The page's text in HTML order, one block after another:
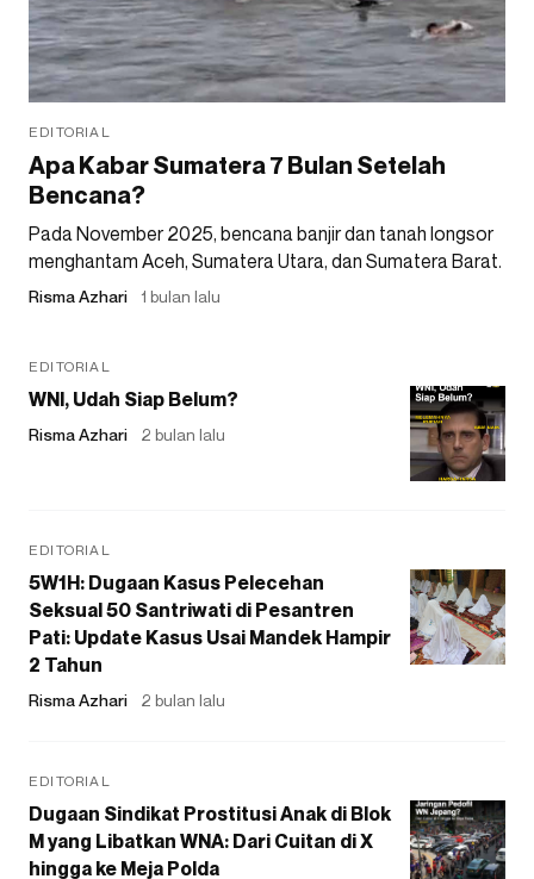
EDITORIAL
Apa Kabar Sumatera 7 Bulan Setelah
Bencana?
Pada November 2025, bencana banjir dan tanah longsor
menghantam Aceh, Sumatera Utara, dan Sumatera Barat.
Risma Azhari 1 bulan lalu
EDITORIAL
WNI, Udah Siap Belum?
Risma Azhari 2 bulan lalu
EDITORIAL
5W1H: Dugaan Kasus Pelecehan
Seksual 50 Santriwati di Pesantren
Pati: Update Kasus Usai Mandek Hampir
2 Tahun
Risma Azhari 2 bulan lalu
EDITORIAL
Dugaan Sindikat Prostitusi Anak di Blok
M yang Libatkan WNA: Dari Cuitan di X
hingga ke Meja Polda